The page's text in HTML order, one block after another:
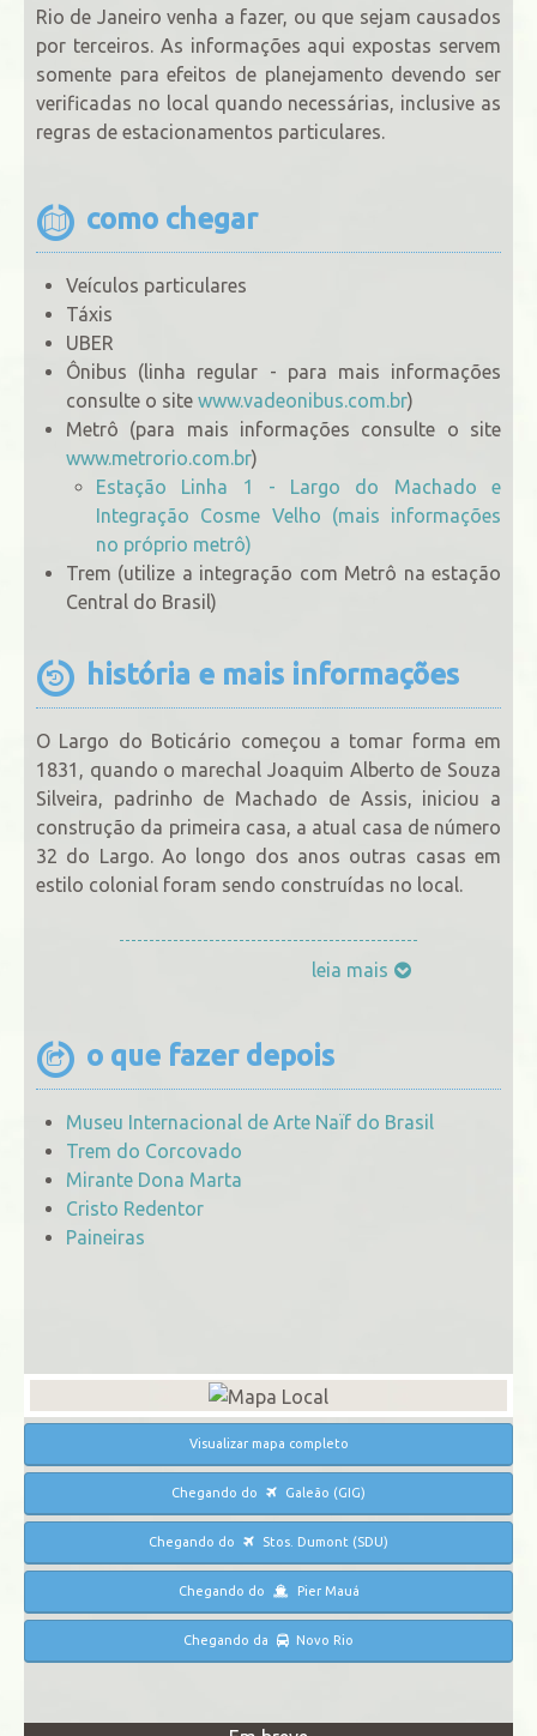
Rio de Janeiro venha a fazer, ou que sejam causados
por terceiros. As informações aqui expostas servem
somente para efeitos de planejamento devendo ser
verificadas no local quando necessárias, inclusive as
regras de estacionamentos particulares.
como chegar
Veículos particulares
Táxis
UBER
Ônibus (linha regular - para mais informações
consulte o site www.vadeonibus.com.br)
Metrô (para mais informações consulte o site
www.metrorio.com.br)
Estação Linha 1 - Largo do Machado e
Integração Cosme Velho (mais informações
no próprio metrô)
Trem (utilize a integração com Metrô na estação
Central do Brasil)
história e mais informações
O Largo do Boticário começou a tomar forma em
1831, quando o marechal Joaquim Alberto de Souza
Silveira, padrinho de Machado de Assis, iniciou a
construção da primeira casa, a atual casa de número
32 do Largo. Ao longo dos anos outras casas em
estilo colonial foram sendo construídas no local.
leia mais
o que fazer depois
Museu Internacional de Arte Naïf do Brasil
Trem do Corcovado
Mirante Dona Marta
Cristo Redentor
Paineiras
Visualizar mapa completo
Chegando do Galeão (GIG)
Chegando do Stos. Dumont (SDU)
Chegando do Pier Mauá
Chegando da Novo Rio